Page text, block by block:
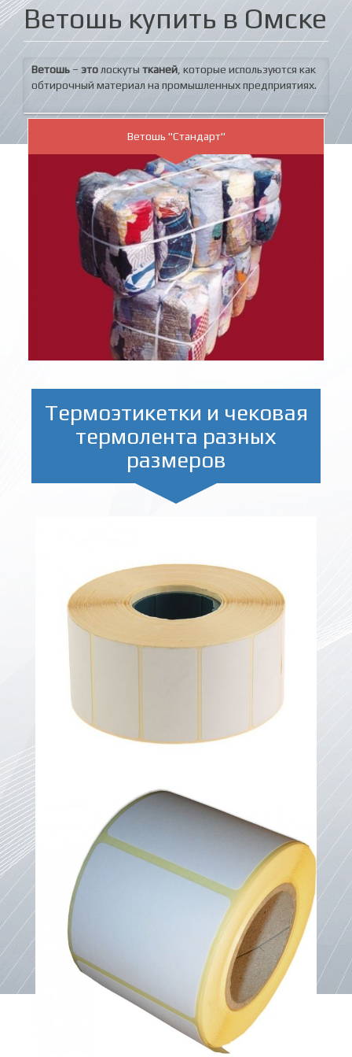
Ветошь купить в Омске
Ветошь – это лоскуты тканей, которые используются как
обтирочный материал на промышленных предприятиях.
Ветошь "Стандарт"
Термоэтикетки и чековая
термолента разных
размеров